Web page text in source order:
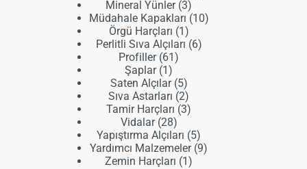
Mineral Yünler 33
ürün
Müdahale Kapakları 1010
Örgü Harçları 1 1
ürün
Perlitli Sıva Alçıları 66
Profiller 6161
Şaplar 11
ürün
Saten Alçılar 55
ürün
Sıva Astarları 22
ürün
Tamir Harçları 33
Vidalar 2828
ürün
Yapıştırma Alçıları 55
ürün
Yardımcı Malzemeler 99
Zemin Harçları 11